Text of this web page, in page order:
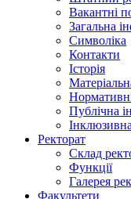
Вакантні
Загальна
Символіка
Контакти
Історія
Публічна
Ректорат
Склад
Функції
Галерея
Факультети